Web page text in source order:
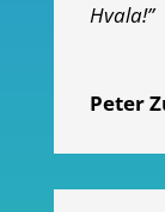
Hvala!”
Peter